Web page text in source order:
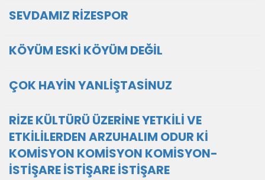
SEVDAMIZ RİZESPOR
KÖYÜM ESKİ KÖYÜM DEĞİL
ÇOK HAYİN YANLİŞTASİNUZ
RİZE KÜLTÜRÜ ÜZERİNE YETKİLİ VE
ETKİLİLERDEN ARZUHALIM ODUR Kİ
KOMİSYON KOMİSYON KOMİSYON-
İSTİŞARE İSTİŞARE İSTİŞARE